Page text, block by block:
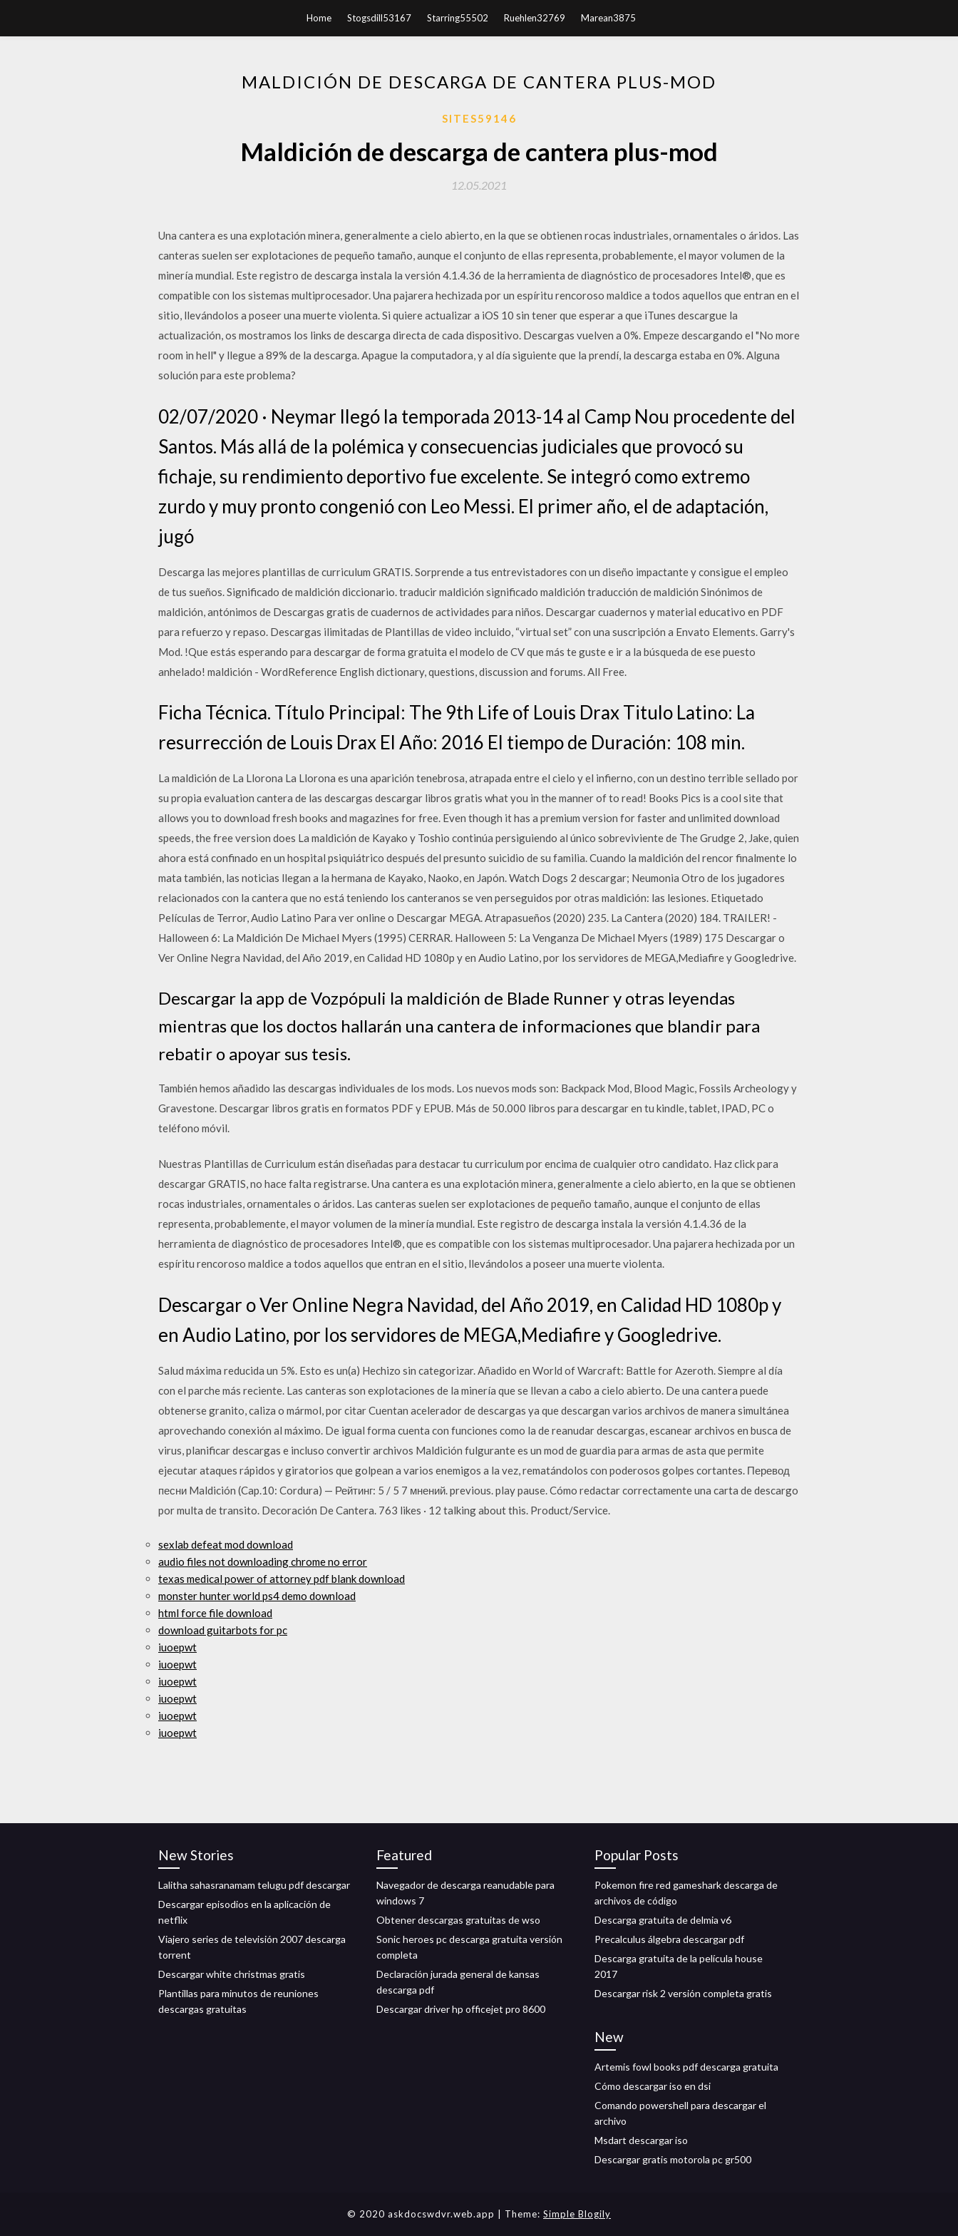
Home Stogsdill53167 Starring55502 Ruehlen32769 Marean3875
MALDICIÓN DE DESCARGA DE CANTERA PLUS-MOD
SITES59146
Maldición de descarga de cantera plus-mod
12.05.2021
Una cantera es una explotación minera, generalmente a cielo abierto, en la que se obtienen rocas industriales, ornamentales o áridos. Las
canteras suelen ser explotaciones de pequeño tamaño, aunque el conjunto de ellas representa, probablemente, el mayor volumen de la
minería mundial. Este registro de descarga instala la versión 4.1.4.36 de la herramienta de diagnóstico de procesadores Intel®, que es
compatible con los sistemas multiprocesador. Una pajarera hechizada por un espíritu rencoroso maldice a todos aquellos que entran en el
sitio, llevándolos a poseer una muerte violenta. Si quiere actualizar a iOS 10 sin tener que esperar a que iTunes descargue la
actualización, os mostramos los links de descarga directa de cada dispositivo. Descargas vuelven a 0%. Empeze descargando el "No more
room in hell" y llegue a 89% de la descarga. Apague la computadora, y al día siguiente que la prendí, la descarga estaba en 0%. Alguna
solución para este problema?
02/07/2020 · Neymar llegó la temporada 2013-14 al Camp Nou procedente del
Santos. Más allá de la polémica y consecuencias judiciales que provocó su
fichaje, su rendimiento deportivo fue excelente. Se integró como extremo
zurdo y muy pronto congenió con Leo Messi. El primer año, el de adaptación,
jugó
Descarga las mejores plantillas de curriculum GRATIS. Sorprende a tus entrevistadores con un diseño impactante y consigue el empleo
de tus sueños. Significado de maldición diccionario. traducir maldición significado maldición traducción de maldición Sinónimos de
maldición, antónimos de Descargas gratis de cuadernos de actividades para niños. Descargar cuadernos y material educativo en PDF
para refuerzo y repaso. Descargas ilimitadas de Plantillas de video incluido, “virtual set” con una suscripción a Envato Elements. Garry's
Mod. !Que estás esperando para descargar de forma gratuita el modelo de CV que más te guste e ir a la búsqueda de ese puesto
anhelado! maldición - WordReference English dictionary, questions, discussion and forums. All Free.
Ficha Técnica. Título Principal: The 9th Life of Louis Drax Titulo Latino: La
resurrección de Louis Drax El Año: 2016 El tiempo de Duración: 108 min.
La maldición de La Llorona La Llorona es una aparición tenebrosa, atrapada entre el cielo y el infierno, con un destino terrible sellado por
su propia evaluation cantera de las descargas descargar libros gratis what you in the manner of to read! Books Pics is a cool site that
allows you to download fresh books and magazines for free. Even though it has a premium version for faster and unlimited download
speeds, the free version does La maldición de Kayako y Toshio continúa persiguiendo al único sobreviviente de The Grudge 2, Jake, quien
ahora está confinado en un hospital psiquiátrico después del presunto suicidio de su familia. Cuando la maldición del rencor finalmente lo
mata también, las noticias llegan a la hermana de Kayako, Naoko, en Japón. Watch Dogs 2 descargar; Neumonia Otro de los jugadores
relacionados con la cantera que no está teniendo los canteranos se ven perseguidos por otras maldición: las lesiones. Etiquetado
Películas de Terror, Audio Latino Para ver online o Descargar MEGA. Atrapasueños (2020) 235. La Cantera (2020) 184. TRAILER! -
Halloween 6: La Maldición De Michael Myers (1995) CERRAR. Halloween 5: La Venganza De Michael Myers (1989) 175 Descargar o
Ver Online Negra Navidad, del Año 2019, en Calidad HD 1080p y en Audio Latino, por los servidores de MEGA,Mediafire y Googledrive.
Descargar la app de Vozpópuli la maldición de Blade Runner y otras leyendas
mientras que los doctos hallarán una cantera de informaciones que blandir para
rebatir o apoyar sus tesis.
También hemos añadido las descargas individuales de los mods. Los nuevos mods son: Backpack Mod, Blood Magic, Fossils Archeology y
Gravestone. Descargar libros gratis en formatos PDF y EPUB. Más de 50.000 libros para descargar en tu kindle, tablet, IPAD, PC o
teléfono móvil.
Nuestras Plantillas de Curriculum están diseñadas para destacar tu curriculum por encima de cualquier otro candidato. Haz click para
descargar GRATIS, no hace falta registrarse. Una cantera es una explotación minera, generalmente a cielo abierto, en la que se obtienen
rocas industriales, ornamentales o áridos. Las canteras suelen ser explotaciones de pequeño tamaño, aunque el conjunto de ellas
representa, probablemente, el mayor volumen de la minería mundial. Este registro de descarga instala la versión 4.1.4.36 de la
herramienta de diagnóstico de procesadores Intel®, que es compatible con los sistemas multiprocesador. Una pajarera hechizada por un
espíritu rencoroso maldice a todos aquellos que entran en el sitio, llevándolos a poseer una muerte violenta.
Descargar o Ver Online Negra Navidad, del Año 2019, en Calidad HD 1080p y
en Audio Latino, por los servidores de MEGA,Mediafire y Googledrive.
Salud máxima reducida un 5%. Esto es un(a) Hechizo sin categorizar. Añadido en World of Warcraft: Battle for Azeroth. Siempre al día
con el parche más reciente. Las canteras son explotaciones de la minería que se llevan a cabo a cielo abierto. De una cantera puede
obtenerse granito, caliza o mármol, por citar Cuentan acelerador de descargas ya que descargan varios archivos de manera simultánea
aprovechando conexión al máximo. De igual forma cuenta con funciones como la de reanudar descargas, escanear archivos en busca de
virus, planificar descargas e incluso convertir archivos Maldición fulgurante es un mod de guardia para armas de asta que permite
ejecutar ataques rápidos y giratorios que golpean a varios enemigos a la vez, rematándolos con poderosos golpes cortantes. Перевод
песни Maldición (Cap.10: Cordura) — Рейтинг: 5 / 5 7 мнений. previous. play pause. Cómo redactar correctamente una carta de descargo
por multa de transito. Decoración De Cantera. 763 likes · 12 talking about this. Product/Service.
sexlab defeat mod download
audio files not downloading chrome no error
texas medical power of attorney pdf blank download
monster hunter world ps4 demo download
html force file download
download guitarbots for pc
iuoepwt
iuoepwt
iuoepwt
iuoepwt
iuoepwt
iuoepwt
New Stories
Lalitha sahasranamam telugu pdf descargar
Descargar episodios en la aplicación de
netflix
Viajero series de televisión 2007 descarga
torrent
Descargar white christmas gratis
Plantillas para minutos de reuniones
descargas gratuitas
Featured
Navegador de descarga reanudable para
windows 7
Obtener descargas gratuitas de wso
Sonic heroes pc descarga gratuita versión
completa
Declaración jurada general de kansas
descarga pdf
Descargar driver hp officejet pro 8600
Popular Posts
Pokemon fire red gameshark descarga de
archivos de código
Descarga gratuita de delmia v6
Precalculus álgebra descargar pdf
Descarga gratuita de la película house
2017
Descargar risk 2 versión completa gratis
New
Artemis fowl books pdf descarga gratuita
Cómo descargar iso en dsi
Comando powershell para descargar el
archivo
Msdart descargar iso
Descargar gratis motorola pc gr500
© 2020 askdocswdvr.web.app | Theme: Simple Blogily